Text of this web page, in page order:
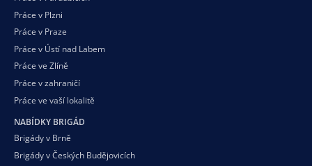
Práce v Plzni
Práce v Praze
Práce v Ústí nad Labem
Práce ve Zlíně
Práce v zahraničí
Práce ve vaší lokalitě
NABÍDKY BRIGÁD
Brigády v Brně
Brigády v Českých Budějovicích